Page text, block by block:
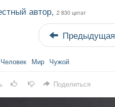
автор, 2 830 цитат
Предыдущая
Человек Мир Чужой
Поделиться